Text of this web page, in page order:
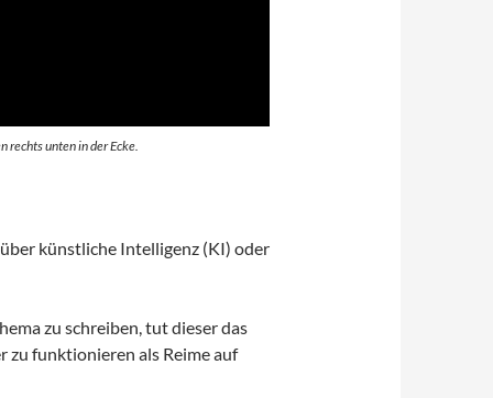
rechts unten in der Ecke.
künstliche Intelligenz (KI) oder
zu schreiben, tut dieser das
zu funktionieren als Reime auf